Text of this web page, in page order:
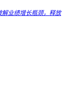
解业绩增长瓶颈，释放